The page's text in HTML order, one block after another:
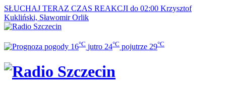
SŁUCHAJ TERAZ CZAS REAKCJI do 02:00 Krzysztof
Kukliński, Sławomir Orlik
16°C jutro 24°C pojutrze 29°C